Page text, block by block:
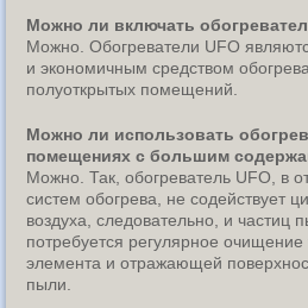
Можно ли включать
Можно. Обогреватели UFO
и экономичным средством
полуоткрытых помещений.
Можно ли использовать
помещениях с большим
Можно. Так, обогреватель UFO, в
систем обогрева, не содействует
воздуха, следовательно, и частиц
потребуется регулярное очищение
элемента и отражающей
пыли.